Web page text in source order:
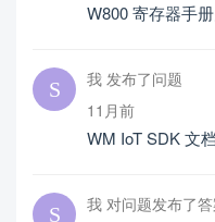
W800 寄存器手
我 发布了问题
11月前
WM IoT SDK 文
我 对问题发布了